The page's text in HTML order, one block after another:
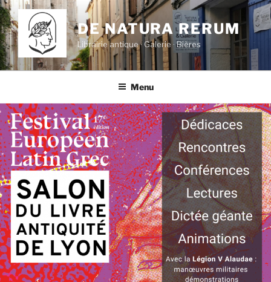
Aller
au
contenu
principal
DE NATURA RERUM
Librairie antique · Galerie · Bières
Menu